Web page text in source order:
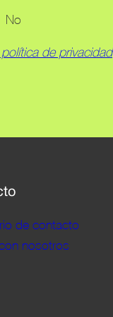
No
de privacidad
de contacto
nosotros